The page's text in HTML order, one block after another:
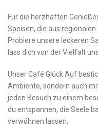
Für ⁣die herzhaften‌
Speisen, die aus
Probiere unsere leckeren​
lass dich von der Vielfalt
Unser Café Glück Auf
Ambiente, sondern auch
jeden Besuch zu ⁢einem
⁣du entspannen, die Seele
verwöhnen lassen.